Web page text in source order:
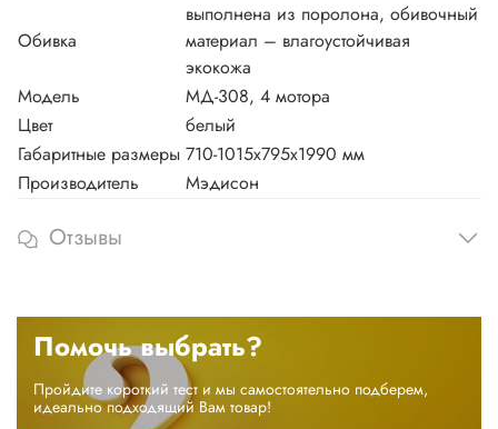
Обивка
выполнена из поролона, обивочный
материал – влагоустойчивая
экокожа
Модель
МД-308, 4 мотора
Цвет
белый
Габаритные размеры 710-1015х795х1990 мм
Производитель
Мэдисон
Отзывы
Помочь выбрать?
Пройдите короткий тест и мы самостоятельно подберем,
идеально подходящий Вам товар!